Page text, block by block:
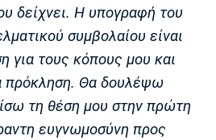
Παρί Σεν
Ζερμέν
Μαρσέιγ
δείχνει. Η υπογραφή του
συμβολαίου είναι
για τους κόπους μου και
πρόκληση. Θα δουλέψω
τη θέση μου στην πρώτη
ευγνωμοσύνη προς